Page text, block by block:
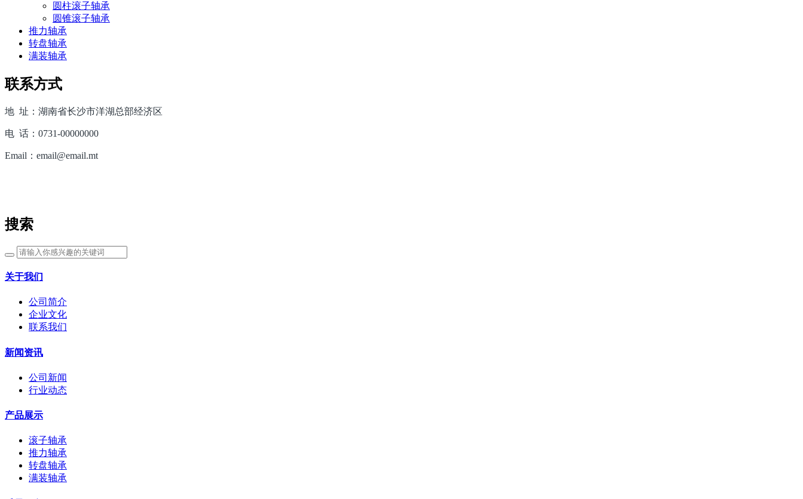
圆柱滚子轴承
圆锥滚子轴承
推力轴承
转盘轴承
满装轴承
联系方式
地 址：湖南省长沙市洋湖总部经济区
电 话：0731-00000000
Email：email@email.mt
搜索
关于我们
公司简介
企业文化
联系我们
新闻资讯
公司新闻
行业动态
产品展示
滚子轴承
推力轴承
转盘轴承
满装轴承